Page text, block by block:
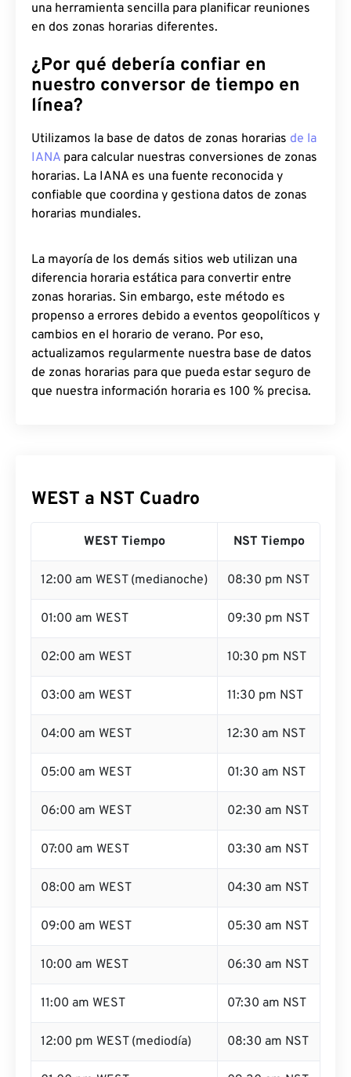
una herramienta sencilla para planificar reuniones
en dos zonas horarias diferentes.
¿Por qué debería confiar en
nuestro conversor de tiempo en
línea?
Utilizamos la base de datos de zonas horarias de la
IANA para calcular nuestras conversiones de zonas
horarias. La IANA es una fuente reconocida y
confiable que coordina y gestiona datos de zonas
horarias mundiales.
La mayoría de los demás sitios web utilizan una
diferencia horaria estática para convertir entre
zonas horarias. Sin embargo, este método es
propenso a errores debido a eventos geopolíticos y
cambios en el horario de verano. Por eso,
actualizamos regularmente nuestra base de datos
de zonas horarias para que pueda estar seguro de
que nuestra información horaria es 100 % precisa.
WEST a NST Cuadro
WEST Tiempo NST Tiempo
12:00 am WEST (medianoche) 08:30 pm NST
01:00 am WEST 09:30 pm NST
02:00 am WEST 10:30 pm NST
03:00 am WEST 11:30 pm NST
04:00 am WEST 12:30 am NST
05:00 am WEST 01:30 am NST
06:00 am WEST 02:30 am NST
07:00 am WEST 03:30 am NST
08:00 am WEST 04:30 am NST
09:00 am WEST 05:30 am NST
10:00 am WEST 06:30 am NST
11:00 am WEST 07:30 am NST
12:00 pm WEST (mediodía) 08:30 am NST